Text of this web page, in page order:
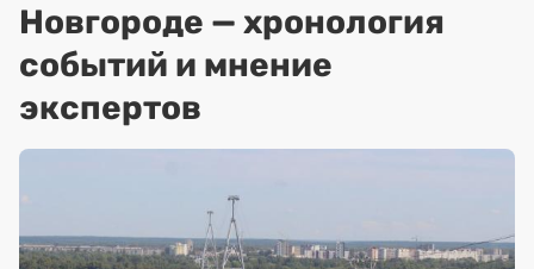
Новгороде — хронология
событий и мнение
экспертов